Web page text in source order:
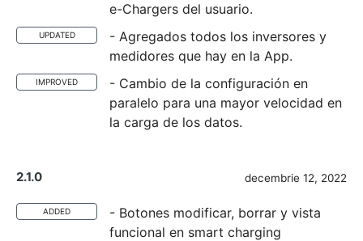
e-Chargers del usuario.
UPDATED
- Agregados todos los inversores y
medidores que hay en la App.
IMPROVED
- Cambio de la configuración en
paralelo para una mayor velocidad en
la carga de los datos.
2.1.0 decembrie 12, 2022
ADDED
- Botones modificar, borrar y vista
funcional en smart charging